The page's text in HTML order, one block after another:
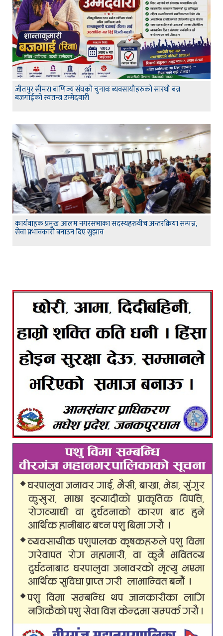
जीतपुर सीमरा बाणिज्य संघको चुनावः ब्यवसायीहरुको सारथी बन्न
बजगाईको स्वतन्त्र उम्मेदवारी
कार्यवाहक प्रमुख आलम नगरसभाका सदस्यहरुवीच अन्तरक्रिया सम्पन्न,
सेवा प्रभावकारी बनाउन दिए सुझाव